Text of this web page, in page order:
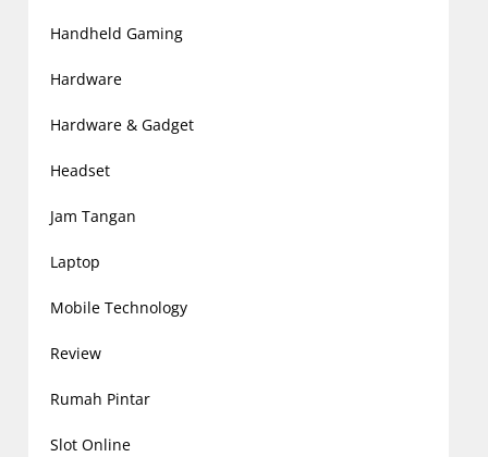
Handheld Gaming
Hardware
Hardware & Gadget
Headset
Jam Tangan
Laptop
Mobile Technology
Review
Rumah Pintar
Slot Online